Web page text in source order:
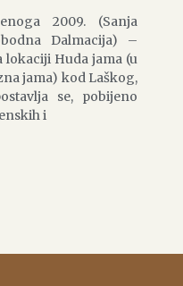
2009. (Sanja
Dalmacija) –
lokaciji Huda jama (u
jama) kod Laškog,
se, pobijeno
i